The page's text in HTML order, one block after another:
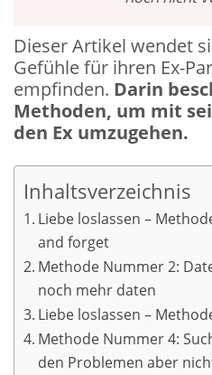
Dieser Artikel wendet
Gefühle für ihren Ex-
empfinden. Darin
Methoden, um mit
den Ex umzugehen.
Inhaltsverzeichnis
Liebe loslassen –
and forget
Methode Nummer 2:
noch mehr daten
Liebe loslassen –
Methode Nummer 4:
den Problemen aber